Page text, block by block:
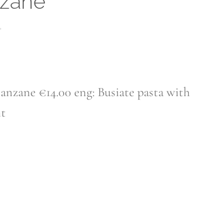
€14.00 eng: Busiate pasta with